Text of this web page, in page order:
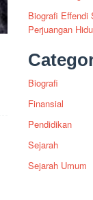
Biografi Effendi
Perjuangan
Biografi
Finansial
Pendidikan
Sejarah
Sejarah Umum